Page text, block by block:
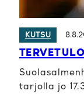
KUTSU
tarjolla jo